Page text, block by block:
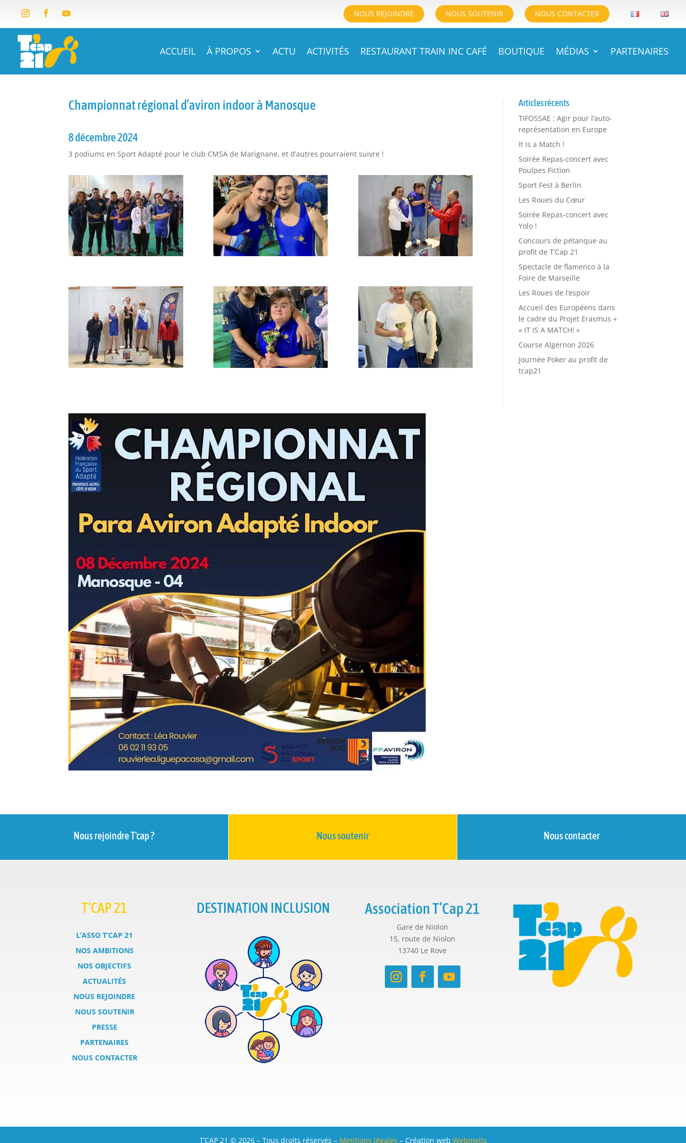
NOUS REJOINDRE NOUS SOUTENIR NOUS CONTACTER
ACCUEIL À PROPOS ACTU ACTIVITÉS RESTAURANT TRAIN INC CAFÉ BOUTIQUE MÉDIAS PARTENAIRES
Championnat régional d’aviron indoor à Manosque
8 décembre 2024
3 podiums en Sport Adapté pour le club CMSA de Marignane, et d’autres pourraient suivre !
Articles récents
TIFOSSAE : Agir pour l’auto-
représentation en Europe
It is a Match !
Soirée Repas-concert avec
Poulpes Fiction
Sport Fest à Berlin
Les Roues du Cœur
Soirée Repas-concert avec
Yolo !
Concours de pétanque au
profit de T’Cap 21
Spectacle de flamenco à la
Foire de Marseille
Les Roues de l’espoir
Accueil des Européens dans
le cadre du Projet Erasmus +
« IT IS A MATCH! »
Course Algernon 2026
Journée Poker au profit de
tcap21
Nous rejoindre T'cap ? Nous soutenir Nous contacter
T’CAP 21
L’ASSO T’CAP 21
NOS AMBITIONS
NOS OBJECTIFS
ACTUALITÉS
NOUS REJOINDRE
NOUS SOUTENIR
PRESSE
PARTENAIRES
NOUS CONTACTER
DESTINATION INCLUSION Association T’Cap 21
Gare de Niolon
15, route de Niolon
13740 Le Rove
T’CAP 21 © 2026 – Tous droits réservés – Mentions légales – Création web Webmetis